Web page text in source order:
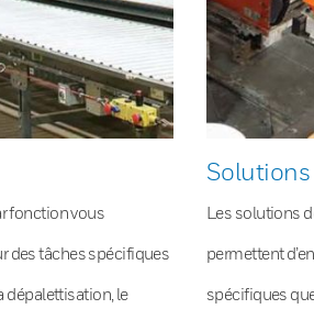
fonction vous
des tâches spécifiques
dépalettisation, le
Les solutions
permettent
spécifiques